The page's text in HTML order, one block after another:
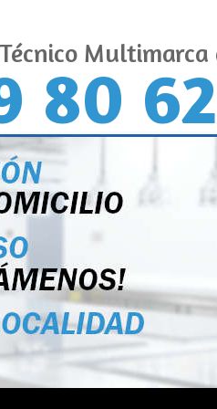
80